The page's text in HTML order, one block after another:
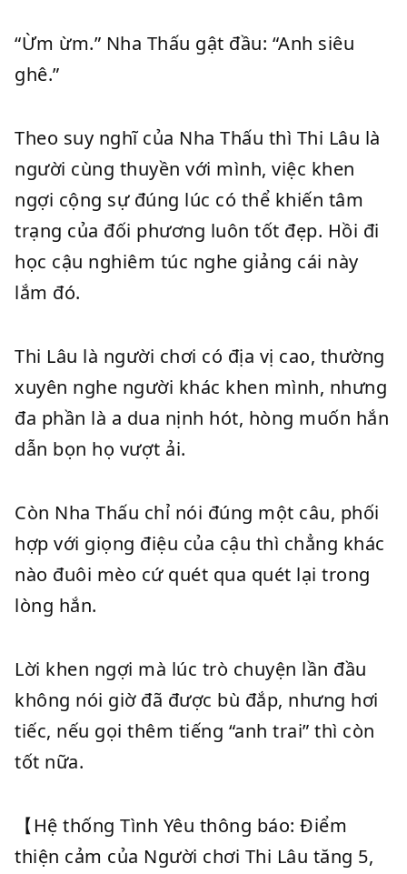
“Ừm ừm.” Nha Thấu gật đầu: “Anh siêu
ghê.”
Theo suy nghĩ của Nha Thấu thì Thi Lâu là
người cùng thuyền với mình, việc khen
ngợi cộng sự đúng lúc có thể khiến tâm
trạng của đối phương luôn tốt đẹp. Hồi đi
học cậu nghiêm túc nghe giảng cái này
lắm đó.
Thi Lâu là người chơi có địa vị cao, thường
xuyên nghe người khác khen mình, nhưng
đa phần là a dua nịnh hót, hòng muốn hắn
dẫn bọn họ vượt ải.
Còn Nha Thấu chỉ nói đúng một câu, phối
hợp với giọng điệu của cậu thì chẳng khác
nào đuôi mèo cứ quét qua quét lại trong
lòng hắn.
Lời khen ngợi mà lúc trò chuyện lần đầu
không nói giờ đã được bù đắp, nhưng hơi
tiếc, nếu gọi thêm tiếng “anh trai” thì còn
tốt nữa.
【Hệ thống Tình Yêu thông báo: Điểm
thiện cảm của Người chơi Thi Lâu tăng 5,